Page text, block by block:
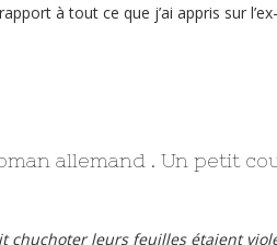
à tout ce que j’ai appris sur
allemand . Un petit
chuchoter leurs feuilles étaient